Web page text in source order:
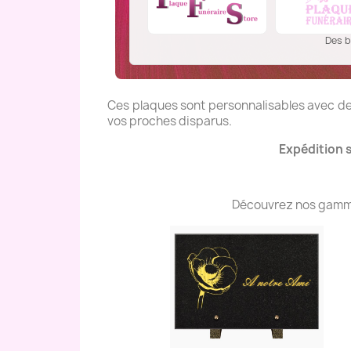
Des
Ces plaques sont personnalisables avec
vos proches disparus.
Expédition
Découvrez nos